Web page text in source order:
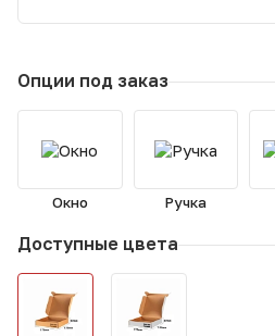
Опции под заказ
Окно Ручка
Доступные цвета